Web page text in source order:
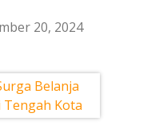
20, 2024